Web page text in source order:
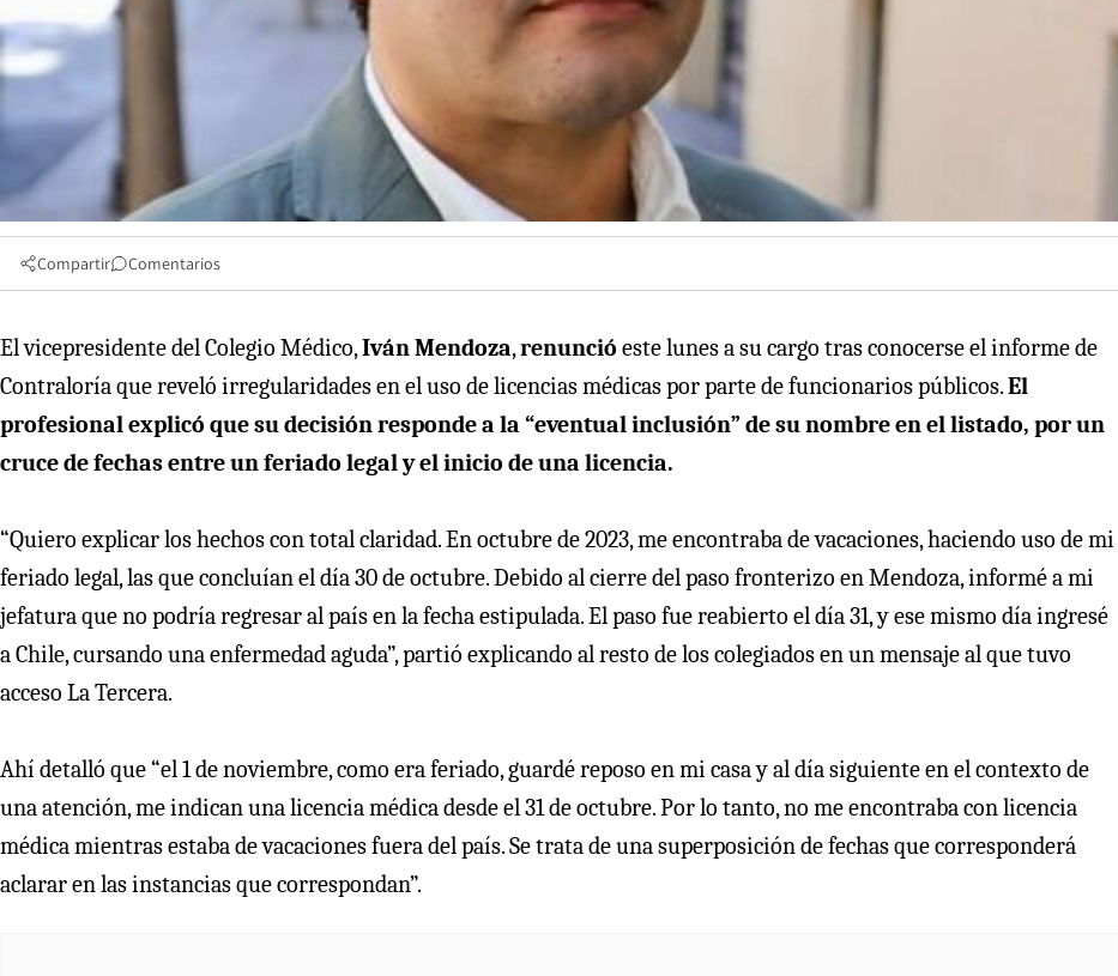
Compartir Comentarios
El vicepresidente del Colegio Médico,Iván Mendoza,renunció este lunes a su cargo tras conocerse el informe de
Contraloría que reveló irregularidades en el uso de licencias médicas por parte de funcionarios públicos.El
profesional explicó que su decisión responde a la “eventual inclusión” de su nombre en el listado, por un
cruce de fechas entre un feriado legal y el inicio de una licencia.
“Quiero explicar los hechos con total claridad. En octubre de 2023, me encontraba de vacaciones, haciendo uso de mi
feriado legal, las que concluían el día 30 de octubre. Debido al cierre del paso fronterizo en Mendoza, informé a mi
jefatura que no podría regresar al país en la fecha estipulada. El paso fue reabierto el día 31, y ese mismo día ingresé
a Chile, cursando una enfermedad aguda”, partió explicando al resto de los colegiados en un mensaje al que tuvo
acceso La Tercera.
Ahí detalló que “el 1 de noviembre, como era feriado, guardé reposo en mi casa y al día siguiente en el contexto de
una atención, me indican una licencia médica desde el 31 de octubre. Por lo tanto, no me encontraba con licencia
médica mientras estaba de vacaciones fuera del país. Se trata de una superposición de fechas que corresponderá
aclarar en las instancias que correspondan”.